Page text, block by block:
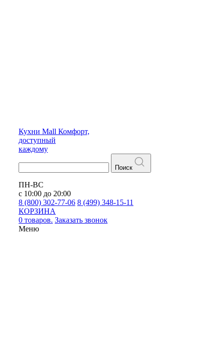
Кухни Mall Комфорт,
доступный
каждому
Поиск
ПН-ВС
с 10:00 до 20:00
8 (800) 302-77-06 8 (499) 348-15-11
КОРЗИНА
0 товаров. Заказать звонок
Меню